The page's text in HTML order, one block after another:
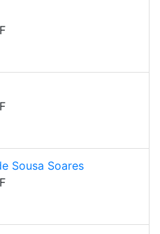
Sousa Soares